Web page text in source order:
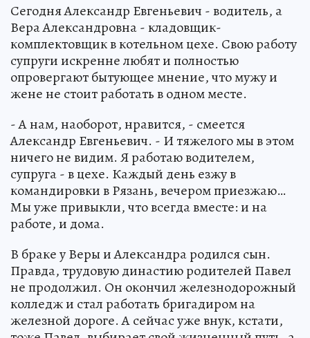
Сегодня Александр Евгеньевич - водитель, а
Вера Александровна - кладовщик-
комплектовщик в котельном цехе. Свою работу
супруги искренне любят и полностью
опровергают бытующее мнение, что мужу и
жене не стоит работать в одном месте.
- А нам, наоборот, нравится, - смеется
Александр Евгеньевич. - И тяжелого мы в этом
ничего не видим. Я работаю водителем,
супруга - в цехе. Каждый день езжу в
командировки в Рязань, вечером приезжаю…
Мы уже привыкли, что всегда вместе: и на
работе, и дома.
В браке у Веры и Александра родился сын.
Правда, трудовую династию родителей Павел
не продолжил. Он окончил железнодорожный
колледж и стал работать бригадиром на
железной дороге. А сейчас уже внук, кстати,